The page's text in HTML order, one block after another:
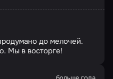
до мелочей.
Мы в восторге!